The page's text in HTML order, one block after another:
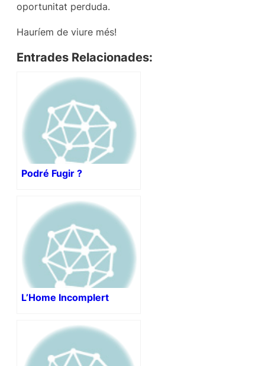
oportunitat perduda.
Hauríem de viure més!
Entrades Relacionades:
Podré Fugir ?
L’Home Incomplert